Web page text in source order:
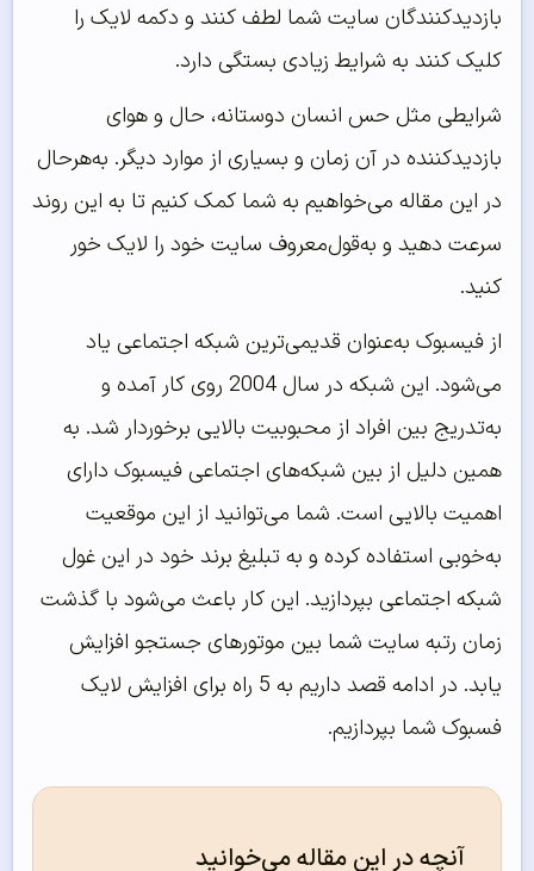
بازدیدکنندگان سایت شما لطف کنند و دکمه لایک را
کلیک کنند به شرایط زیادی بستگی دارد.
شرایطی مثل حس انسان دوستانه، حال و هوای
بازدیدکننده در آن زمان و بسیاری از موارد دیگر. به‌هرحال
در این مقاله می‌خواهیم به شما کمک کنیم تا به این روند
سرعت دهید و به‌قول‌معروف سایت خود را لایک خور
کنید.
از فیسبوک به‌عنوان قدیمی‌ترین شبکه اجتماعی یاد
می‌شود. این شبکه در سال 2004 روی کار آمده و
به‌تدریج بین افراد از محبوبیت بالایی برخوردار شد. به
همین دلیل از بین شبکه‌های اجتماعی فیسبوک دارای
اهمیت بالایی است. شما می‌توانید از این موقعیت
به‌خوبی استفاده کرده و به تبلیغ برند خود در این غول
شبکه اجتماعی بپردازید. این کار باعث می‌شود با گذشت
زمان رتبه سایت شما بین موتورهای جستجو افزایش
یابد. در ادامه قصد داریم به 5 راه برای افزایش لایک
فسبوک شما بپردازیم.
آنچه در این مقاله می‌خوانید